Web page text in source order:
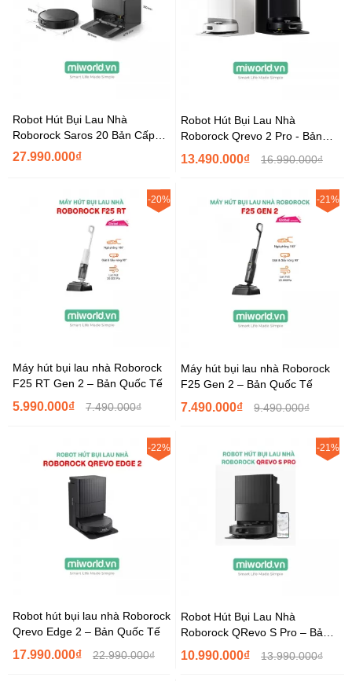
Robot Hút Bụi Lau Nhà
Roborock Saros 20 Bản Cấp
Xả Nước Tự Động
27.990.000₫
Robot Hút Bụi Lau Nhà
Roborock Qrevo 2 Pro - Bản
Quốc Tế
13.490.000₫ 16.990.000₫
-20%
Máy hút bụi lau nhà Roborock
F25 RT Gen 2 – Bản Quốc Tế
5.990.000₫ 7.490.000₫
-21%
Máy hút bụi lau nhà Roborock
F25 Gen 2 – Bản Quốc Tế
7.490.000₫ 9.490.000₫
-22%
Robot hút bụi lau nhà Roborock
Qrevo Edge 2 – Bản Quốc Tế
17.990.000₫ 22.990.000₫
-21%
Robot Hút Bụi Lau Nhà
Roborock QRevo S Pro – Bản
Quốc Tế
10.990.000₫ 13.990.000₫